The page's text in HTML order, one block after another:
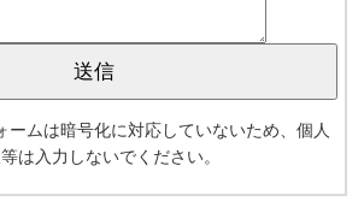
ームは暗号化に対応していないため、個人
は入力しないでください。